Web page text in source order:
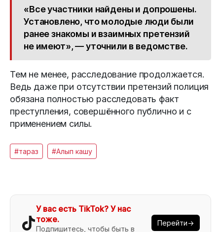
«Все участники найдены и допрошены.
Установлено, что молодые люди были
ранее знакомы и взаимных претензий
не имеют», — уточнили в ведомстве.
Тем не менее, расследование продолжается.
Ведь даже при отсутствии претензий полиция
обязана полностью расследовать факт
преступления, совершённого публично и с
применением силы.
#тараз #Алып кашу
У вас есть TikTok? У нас
тоже.
Подпишитесь, чтобы быть в
Перейти→